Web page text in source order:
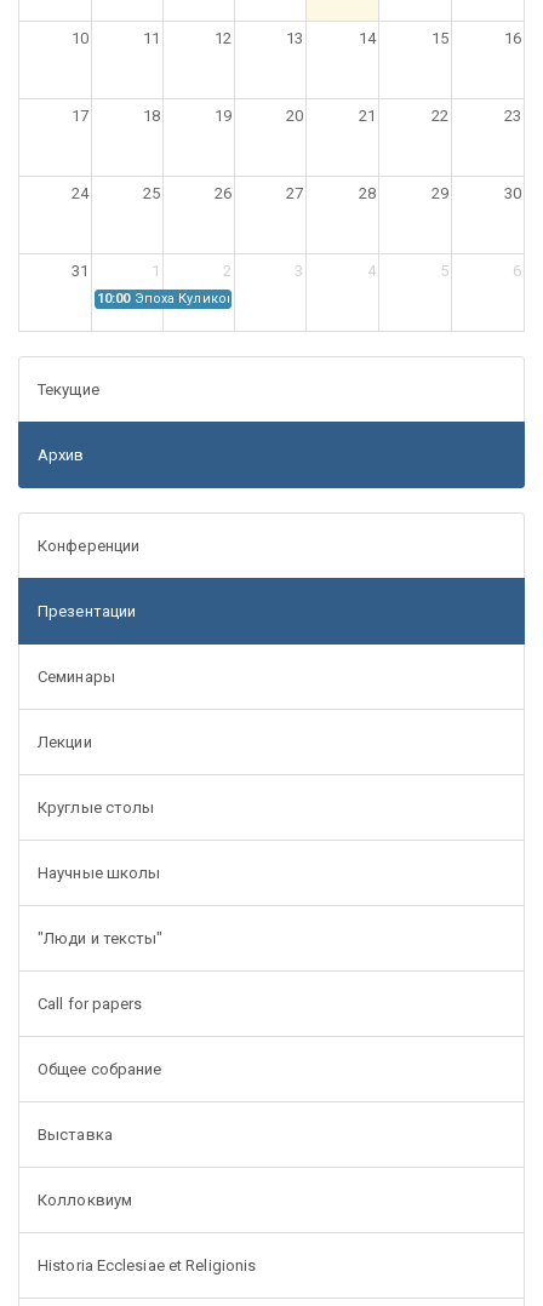
10 11 12 13 14 15 16
17 18 19 20 21 22 23
24 25 26 27 28 29 30
31 1 2 3 4 5 6
10:00 Эпоха Куликовской битвы: Проблемы источниковедения
Текущие
Архив
Конференции
Презентации
Семинары
Лекции
Круглые столы
Научные школы
"Люди и тексты"
Call for papers
Общее собрание
Выставка
Коллоквиум
Historia Ecclesiae et Religionis